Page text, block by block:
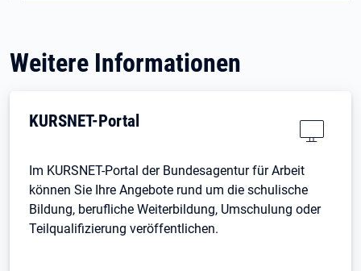
Weitere Informationen
KURSNET-Portal
Im KURSNET-Portal der Bundesagentur für Arbeit
können Sie Ihre Angebote rund um die schulische
Bildung, berufliche Weiterbildung, Umschulung oder
Teilqualifizierung veröffentlichen.